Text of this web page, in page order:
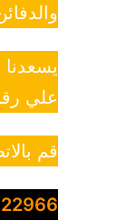
علي
قم